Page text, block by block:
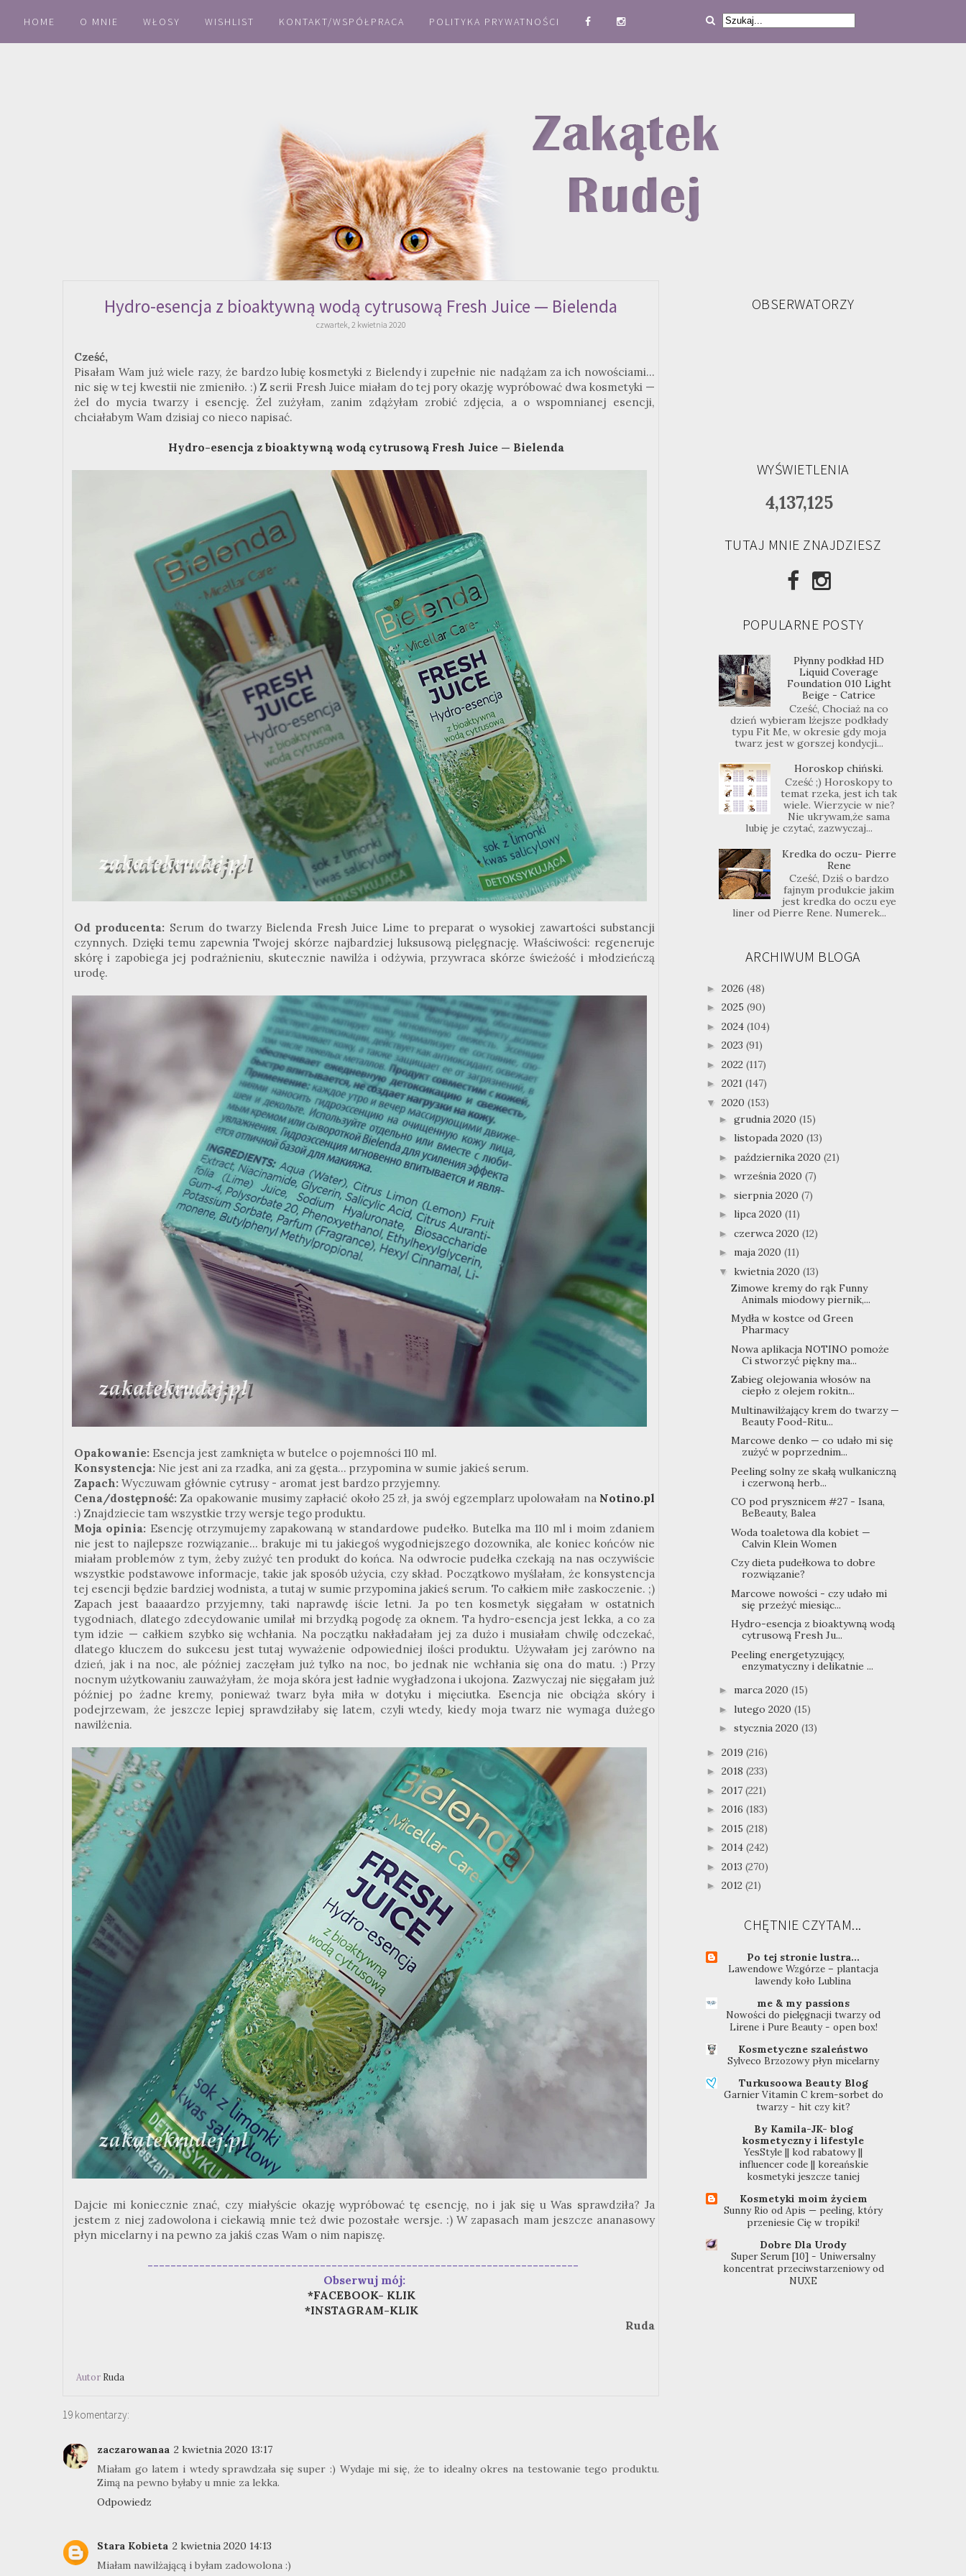
HOME O MNIE WŁOSY WISHLIST KONTAKT/WSPÓŁPRACA POLITYKA PRYWATNOŚCI
Hydro-esencja z bioaktywną wodą cytrusową Fresh Juice — Bielenda
czwartek, 2 kwietnia 2020
Cześć,
Pisałam Wam już wiele razy, że bardzo lubię kosmetyki z Bielendyi zupełnie nie nadążam za ich nowościami...
nic się w tej kwestii nie zmieniło. :) Z serii Fresh Juice miałam do tej pory okazję wypróbować dwa kosmetyki —
żel do mycia twarzy i esencję. Żel zużyłam, zanim zdążyłam zrobić zdjęcia, a o wspomnianej esencji,
chciałabym Wam dzisiaj co nieco napisać.
Hydro-esencja z bioaktywną wodą cytrusową Fresh Juice — Bielenda
Od producenta: Serum do twarzy Bielenda Fresh Juice Lime to preparat o wysokiej zawartości substancji
czynnych. Dzięki temu zapewnia Twojej skórze najbardziej luksusową pielęgnację. Właściwości: regeneruje
skórę i zapobiega jej podrażnieniu, skutecznie nawilża i odżywia, przywraca skórze świeżość i młodzieńczą
urodę.
Opakowanie: Esencja jest zamknięta w butelce o pojemności 110 ml.
Konsystencja: Nie jest ani za rzadka, ani za gęsta... przypomina w sumie jakieś serum.
Zapach: Wyczuwam głównie cytrusy - aromat jest bardzo przyjemny.
Cena/dostępność: Za opakowanie musimy zapłacić około 25 zł, ja swój egzemplarz upolowałam na Notino.pl
:) Znajdziecie tam wszystkie trzy wersje tego produktu.
Moja opinia: Esencję otrzymujemy zapakowaną w standardowe pudełko. Butelka ma 110 ml i moim zdaniem
nie jest to najlepsze rozwiązanie... brakuje mi tu jakiegoś wygodniejszego dozownika, ale koniec końców nie
miałam problemów z tym, żeby zużyć ten produkt do końca. Na odwrocie pudełka czekają na nas oczywiście
wszystkie podstawowe informacje, takie jak sposób użycia, czy skład. Początkowo myślałam, że konsystencja
tej esencji będzie bardziej wodnista, a tutaj w sumie przypomina jakieś serum. To całkiem miłe zaskoczenie. ;)
Zapach jest baaaardzo przyjemny, taki naprawdę iście letni. Ja po ten kosmetyk sięgałam w ostatnich
tygodniach, dlatego zdecydowanie umilał mi brzydką pogodę za oknem. Ta hydro-esencja jest lekka, a co za
tym idzie — całkiem szybko się wchłania. Na początku nakładałam jej za dużo i musiałam chwilę odczekać,
dlatego kluczem do sukcesu jest tutaj wyważenie odpowiedniej ilości produktu. Używałam jej zarówno na
dzień, jak i na noc, ale później zaczęłam już tylko na noc, bo jednak nie wchłania się ona do matu. :) Przy
nocnym użytkowaniu zauważyłam, że moja skóra jest ładnie wygładzona i ukojona. Zazwyczaj nie sięgałam już
później po żadne kremy, ponieważ twarz była miła w dotyku i mięciutka. Esencja nie obciąża skóry i
podejrzewam, że jeszcze lepiej sprawdziłaby się latem, czyli wtedy, kiedy moja twarz nie wymaga dużego
nawilżenia.
Dajcie mi koniecznie znać, czy miałyście okazję wypróbować tę esencję, no i jak się u Was sprawdziła? Ja
jestem z niej zadowolona i ciekawią mnie też dwie pozostałe wersje. :) W zapasach mam jeszcze ananasowy
płyn micelarny i na pewno za jakiś czas Wam o nim napiszę.
---------------------------------------------------------------------------
Obserwuj mój:
*FACEBOOK- KLIK
*INSTAGRAM-KLIK
Ruda
Autor Ruda
19 komentarzy:
zaczarowanaa 2 kwietnia 2020 13:17
Miałam go latem i wtedy sprawdzała się super :) Wydaje mi się, że to idealny okres na testowanie tego produktu.
Zimą na pewno byłaby u mnie za lekka.
Odpowiedz
Stara Kobieta 2 kwietnia 2020 14:13
Miałam nawilżającą i byłam zadowolona :)
OBSERWATORZY
WYŚWIETLENIA
4,137,125
TUTAJ MNIE ZNAJDZIESZ
POPULARNE POSTY
Płynny podkład HD
Liquid Coverage
Foundation 010 Light
Beige - Catrice
Cześć, Chociaż na co
dzień wybieram lżejsze podkłady
typu Fit Me, w okresie gdy moja
twarz jest w gorszej kondycji...
Horoskop chiński.
Cześć ;) Horoskopy to
temat rzeka, jest ich tak
wiele. Wierzycie w nie?
Nie ukrywam,że sama
lubię je czytać, zazwyczaj...
Kredka do oczu- Pierre
Rene
Cześć, Dziś o bardzo
fajnym produkcie jakim
jest kredka do oczu eye
liner od Pierre Rene. Numerek...
ARCHIWUM BLOGA
► 2026 (48)
► 2025 (90)
► 2024 (104)
► 2023 (91)
► 2022 (117)
► 2021 (147)
▼ 2020 (153)
► grudnia 2020 (15)
► listopada 2020 (13)
► października 2020 (21)
► września 2020 (7)
► sierpnia 2020 (7)
► lipca 2020 (11)
► czerwca 2020 (12)
► maja 2020 (11)
▼ kwietnia 2020 (13)
Zimowe kremy do rąk Funny
Animals miodowy piernik,...
Mydła w kostce od Green
Pharmacy
Nowa aplikacja NOTINO pomoże
Ci stworzyć piękny ma...
Zabieg olejowania włosów na
ciepło z olejem rokitn...
Multinawilżający krem do twarzy —
Beauty Food-Ritu...
Marcowe denko — co udało mi się
zużyć w poprzednim...
Peeling solny ze skałą wulkaniczną
i czerwoną herb...
CO pod prysznicem #27 - Isana,
BeBeauty, Balea
Woda toaletowa dla kobiet —
Calvin Klein Women
Czy dieta pudełkowa to dobre
rozwiązanie?
Marcowe nowości - czy udało mi
się przeżyć miesiąc...
Hydro-esencja z bioaktywną wodą
cytrusową Fresh Ju...
Peeling energetyzujący,
enzymatyczny i delikatnie ...
► marca 2020 (15)
► lutego 2020 (15)
► stycznia 2020 (13)
► 2019 (216)
► 2018 (233)
► 2017 (221)
► 2016 (183)
► 2015 (218)
► 2014 (242)
► 2013 (270)
► 2012 (21)
CHĘTNIE CZYTAM...
Po tej stronie lustra...
Lawendowe Wzgórze – plantacja
lawendy koło Lublina
me & my passions
Nowości do pielęgnacji twarzy od
Lirene i Pure Beauty - open box!
Kosmetyczne szaleństwo
Sylveco Brzozowy płyn micelarny
Turkusoowa Beauty Blog
Garnier Vitamin C krem-sorbet do
twarzy - hit czy kit?
By Kamila-JK- blog
kosmetyczny i lifestyle
YesStyle || kod rabatowy ||
influencer code || koreańskie
kosmetyki jeszcze taniej
Kosmetyki moim życiem
Sunny Rio od Apis — peeling, który
przeniesie Cię w tropiki!
Dobre Dla Urody
Super Serum [10] - Uniwersalny
koncentrat przeciwstarzeniowy od
NUXE